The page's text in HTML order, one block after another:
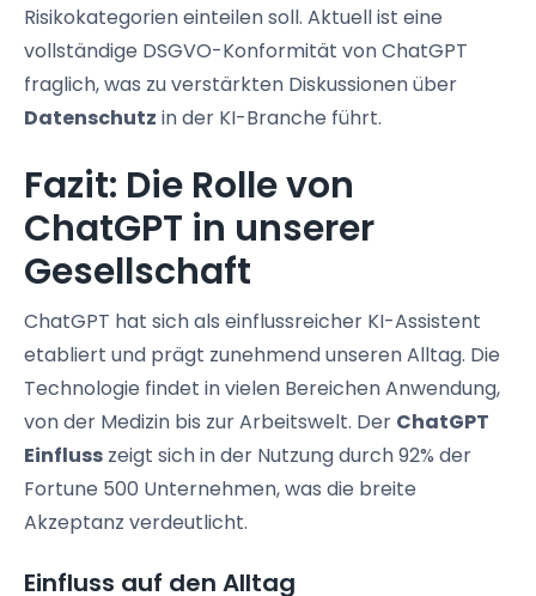
Risikokategorien einteilen soll. Aktuell ist eine
vollständige DSGVO-Konformität von ChatGPT
fraglich, was zu verstärkten Diskussionen über
Datenschutz in der KI-Branche führt.
Fazit: Die Rolle von
ChatGPT in unserer
Gesellschaft
ChatGPT hat sich als einflussreicher KI-Assistent
etabliert und prägt zunehmend unseren Alltag. Die
Technologie findet in vielen Bereichen Anwendung,
von der Medizin bis zur Arbeitswelt. Der ChatGPT
Einfluss zeigt sich in der Nutzung durch 92% der
Fortune 500 Unternehmen, was die breite
Akzeptanz verdeutlicht.
Einfluss auf den Alltag